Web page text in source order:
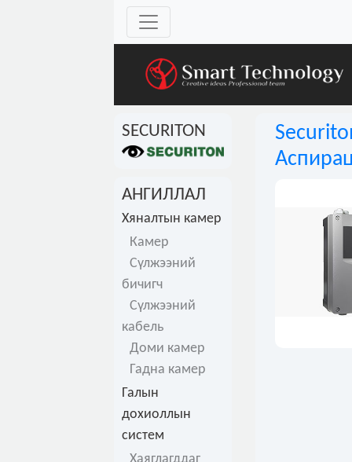
SECURITON
АНГИЛЛАЛ
Хяналтын камер
Камер
Сүлжээний
бичигч
Сүлжээний
кабель
Доми камер
Гадна камер
Галын
дохиоллын
систем